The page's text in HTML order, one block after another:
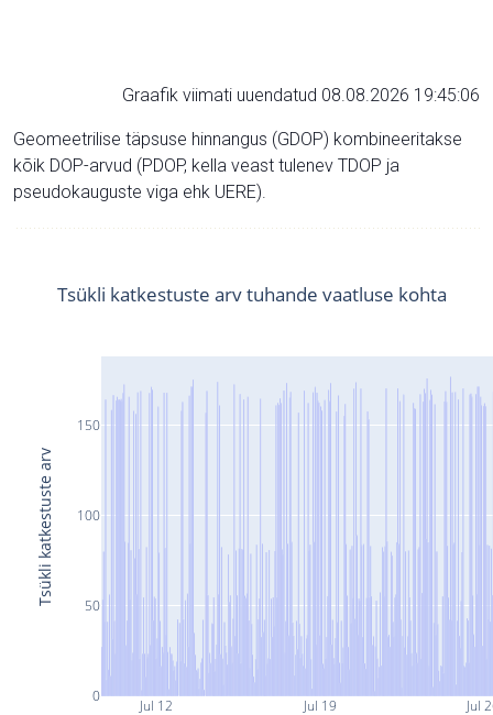
Graafik viimati uuendatud 08.08.2026 19:45:06
Geomeetrilise täpsuse hinnangus (GDOP) kombineeritakse
kõik DOP-arvud (PDOP, kella veast tulenev TDOP ja
pseudokauguste viga ehk UERE).
Jul 12 Jul 19 Jul
0
50
100
150
Tsükli katkestuste arv tuhande vaatluse kohta
Tsükli katkestuste arv